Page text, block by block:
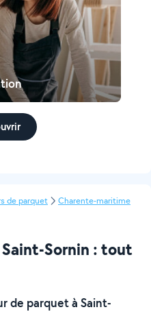
de parquet
Charente-maritime
Sornin : tout
de parquet à Saint-